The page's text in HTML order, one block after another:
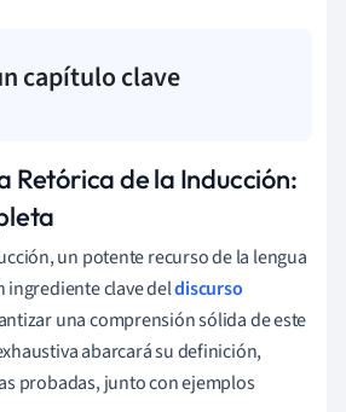
capítulo clave
Retórica de la Inducción:
un potente recurso de la lengua
ingrediente clave deldiscurso
una comprensión sólida de este
abarcará su definición,
probadas, junto con ejemplos